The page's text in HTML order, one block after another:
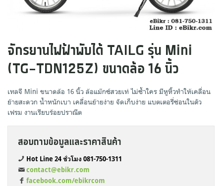
จักรยานไฟฟ้าพับได้ TAILG รุ่น Mini
(TG-TDN125Z) ขนาดล้อ 16 นิ้ว
เทลจี Mini ขนาดล้อ 16 นิ้ว ล้อแม๊กซ์สวยเท่ ไม่ซ้ำใคร มีหูหิ้วทำให้เคลื่อน
ย้ายสะดวก น้ำหนักเบา เคลื่อนย้ายง่าย จัดเก็บง่าย แบตเตอรี่ซ่อนในตัว
เฟรม งานเรียบร้อยปราณีต
สอบถามข้อมูลและราคาสินค้า
Hot Line 24 ชั่วโมง 081-750-1311
contact@ebikr.com
facebook.com/ebikrcom